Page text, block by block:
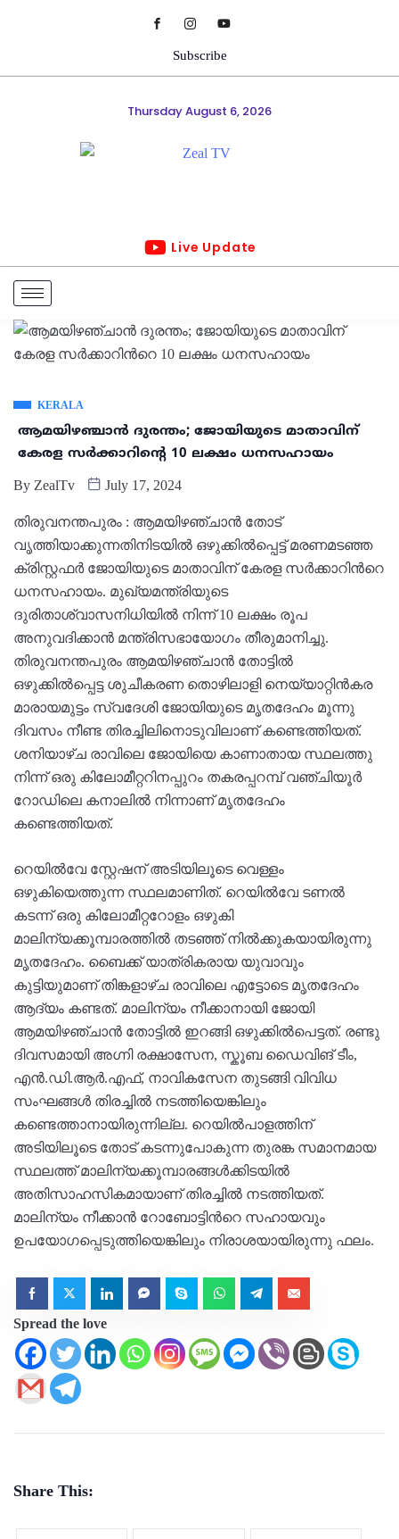
Subscribe
Thursday August 6, 2026
Live Update
KERALA
ആമയിഴഞ്ചാൻ ദുരന്തം; ജോയിയുടെ മാതാവിന്
കേരള സർക്കാറിന്‍റെ 10 ലക്ഷം ധനസഹായം
By ZealTv July 17, 2024
തിരുവനന്തപുരം : ആമയിഴഞ്ചാൻ തോട്
വൃത്തിയാക്കുന്നതിനിടയിൽ ഒഴുക്കിൽപ്പെട്ട് മരണമടഞ്ഞ
ക്രിസ്റ്റഫർ ജോയിയുടെ മാതാവിന് കേരള സർക്കാറിന്‍റെ
ധനസഹായം. മുഖ്യമന്ത്രിയുടെ
ദുരിതാശ്വാസനിധിയിൽ നിന്ന് 10 ലക്ഷം രൂപ
അനുവദിക്കാൻ മന്ത്രിസഭായോഗം തീരുമാനിച്ചു.
തിരുവനന്തപുരം ആമയിഴഞ്ചാൻ തോട്ടില്‍
ഒഴുക്കിൽപ്പെട്ട ശുചീകരണ തൊഴിലാളി നെയ്യാറ്റിൻകര
മാരായമുട്ടം സ്വദേശി ജോയിയുടെ മൃതദേഹം മൂന്നു
ദിവസം നീണ്ട തിരച്ചിലിനൊടുവിലാണ് കണ്ടെത്തിയത്.
ശനിയാഴ്ച രാവിലെ ജോയിയെ കാണാതായ സ്ഥലത്തു
നിന്ന് ഒരു കിലോമീറ്ററിനപ്പുറം തകരപ്പറമ്പ് വഞ്ചിയൂർ
റോ‍ഡിലെ കനാലിൽ നിന്നാണ് മൃതദേഹം
കണ്ടെത്തിയത്.
റെയിൽവേ സ്റ്റേഷന് അടിയിലൂടെ വെള്ളം
ഒഴുകിയെത്തുന്ന സ്ഥലമാണിത്. റെയിൽവേ ടണൽ
കടന്ന് ഒരു കിലോമീറ്ററോളം ഒഴുകി
മാലിന്യക്കൂമ്പാരത്തിൽ തടഞ്ഞ് നിൽക്കുകയായിരുന്നു
മൃതദേഹം. ബൈക്ക് യാത്രികരായ യുവാവും
കുട്ടിയുമാണ് തിങ്കളാഴ്ച രാവിലെ എട്ടോടെ മൃതദേഹം
ആദ്യം കണ്ടത്. മാലിന്യം നീക്കാനായി ജോയി
ആമയിഴഞ്ചാൻ തോട്ടിൽ ഇറങ്ങി ഒഴുക്കിൽപെട്ടത്. രണ്ടു
ദിവസമായി അഗ്നി രക്ഷാസേന, സ്കൂബ ഡൈവിങ് ടീം,
എൻ.ഡി.ആർ.എഫ്, നാവികസേന തുടങ്ങി വിവിധ
സംഘങ്ങൾ തിരച്ചിൽ നടത്തിയെങ്കിലും
കണ്ടെത്താനായിരുന്നില്ല. റെയില്‍പാളത്തിന്
അടിയിലൂടെ തോട് കടന്നുപോകുന്ന തുരങ്ക സമാനമായ
സ്ഥലത്ത് മാലിന്യക്കൂമ്പാരങ്ങൾക്കിടയിൽ
അതിസാഹസികമായാണ് തിരച്ചിൽ നടത്തിയത്.
മാലിന്യം നീക്കാൻ റോബോട്ടിന്‍റെ സഹായവും
ഉപയോഗപ്പെടുത്തിയെങ്കിലും നിരാശയായിരുന്നു ഫലം.
Spread the love
Share This: